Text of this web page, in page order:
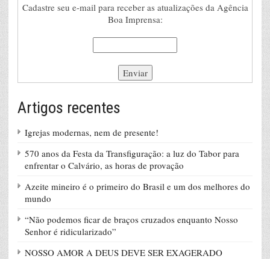
Cadastre seu e-mail para receber as atualizações da Agência
Boa Imprensa:
Artigos recentes
Igrejas modernas, nem de presente!
570 anos da Festa da Transfiguração: a luz do Tabor para
enfrentar o Calvário, as horas de provação
Azeite mineiro é o primeiro do Brasil e um dos melhores do
mundo
“Não podemos ficar de braços cruzados enquanto Nosso
Senhor é ridicularizado”
NOSSO AMOR A DEUS DEVE SER EXAGERADO